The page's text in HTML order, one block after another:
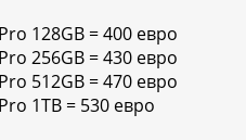
128GB = 400 евро
256GB = 430 евро
512GB = 470 евро
1TB = 530 евро